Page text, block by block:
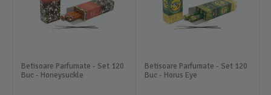
Betisoare Parfumate - Set 120
Buc - Honeysuckle
Betisoare Parfumate - Set 120
Buc - Horus Eye